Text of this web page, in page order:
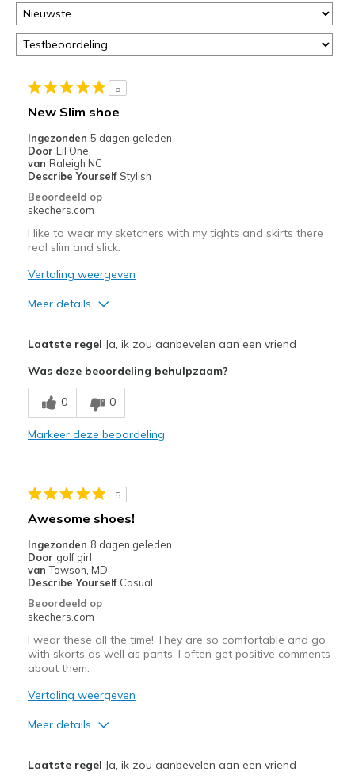
of
door
<a
href="javascript:location.href=location.pathname;">hier</a>
page
met
migratiegeschiedenis
van
de
5
New Slim shoe
Ingezonden 5 dagen geleden
Door Lil One
van Raleigh NC
Describe Yourself Stylish
Beoordeeld op
skechers.com
I like to wear my sketchers with my tights and skirts there
real slim and slick.
Vertaling weergeven
Meer details
Breathe Well
Comfortable
Poor Quality
Beste toepassingen
Casual Wear
Travel
Width
Feels true to width
Sizing
View On Shoes
I'm Into Shoes
Laatste regel Ja, ik zou aanbevelen aan een vriend
Was deze beoordeling behulpzaam?
0 0
Markeer deze beoordeling
5
Awesome shoes!
Ingezonden 8 dagen geleden
Door golf girl
van Towson, MD
Describe Yourself Casual
Beoordeeld op
skechers.com
I wear these all the time! They are so comfortable and go
with skorts as well as pants. I often get positive comments
about them.
Vertaling weergeven
Meer details
Laatste regel Ja, ik zou aanbevelen aan een vriend